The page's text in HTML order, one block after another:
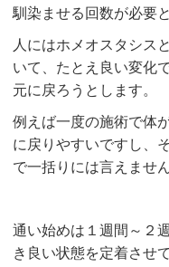
馴染ませる回数が必要
人にはホメオスタシス
いて、たとえ良い変化
元に戻ろうとします。
例えば一度の施術で体
に戻りやすいですし、
で一括りには言えません
通い始めは１週間～２
き良い状態を定着させ